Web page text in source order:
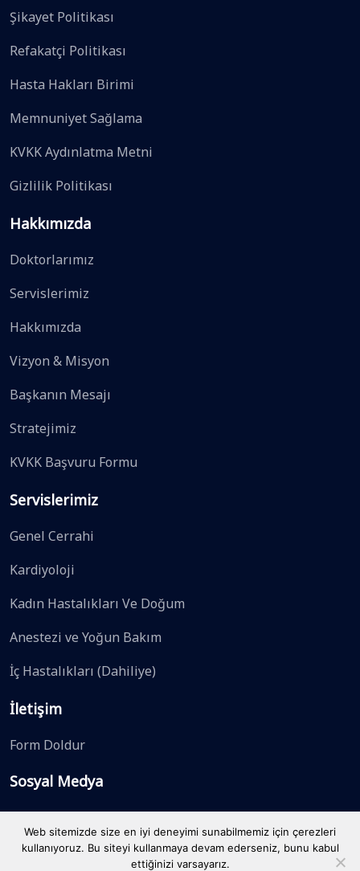
Şikayet Politikası
Refakatçi Politikası
Hasta Hakları Birimi
Memnuniyet Sağlama
KVKK Aydınlatma Metni
Gizlilik Politikası
Hakkımızda
Doktorlarımız
Servislerimiz
Hakkımızda
Vizyon & Misyon
Başkanın Mesajı
Stratejimiz
KVKK Başvuru Formu
Servislerimiz
Genel Cerrahi
Kardiyoloji
Kadın Hastalıkları Ve Doğum
Anestezi ve Yoğun Bakım
İç Hastalıkları (Dahiliye)
İletişim
Form Doldur
Sosyal Medya
Web sitemizde size en iyi deneyimi sunabilmemiz için çerezleri
kullanıyoruz. Bu siteyi kullanmaya devam ederseniz, bunu kabul
ettiğinizi varsayarız.